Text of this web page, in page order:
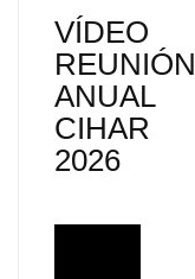
VÍDEO
ANUAL
CIHAR
2026